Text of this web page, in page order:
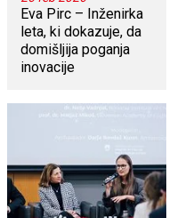
Eva Pirc – Inženirka
leta, ki dokazuje, da
domišljija poganja
inovacije